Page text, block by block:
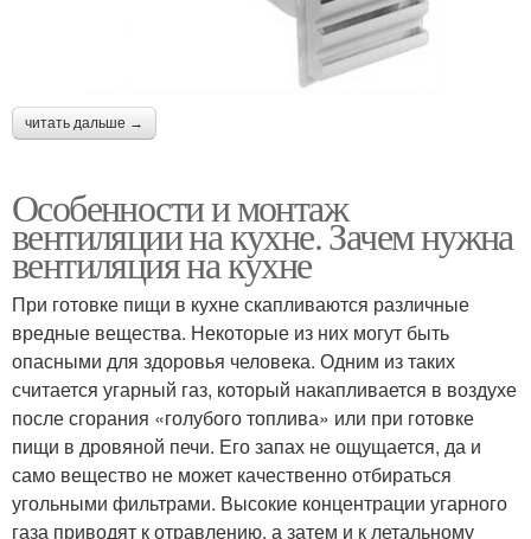
читать дальше →
Особенности и монтаж
вентиляции на кухне. Зачем нужна
вентиляция на кухне
При готовке пищи в кухне скапливаются различные
вредные вещества. Некоторые из них могут быть
опасными для здоровья человека. Одним из таких
считается угарный газ, который накапливается в воздухе
после сгорания «голубого топлива» или при готовке
пищи в дровяной печи. Его запах не ощущается, да и
само вещество не может качественно отбираться
угольными фильтрами. Высокие концентрации угарного
газа приводят к отравлению, а затем и к летальному